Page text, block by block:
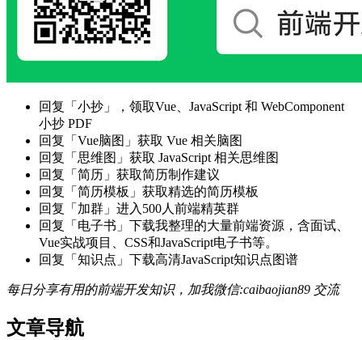
回复「小抄」，领取Vue、JavaScript 和 WebComponent
小抄 PDF
回复「Vue脑图」获取 Vue 相关脑图
回复「思维图」获取 JavaScript 相关思维图
回复「简历」获取简历制作建议
回复「简历模板」获取精选的简历模板
回复「加群」进入500人前端精英群
回复「电子书」下载我整理的大量前端资源，含面试、
Vue实战项目、CSS和JavaScript电子书等。
回复「知识点」下载高清JavaScript知识点图谱
每日分享有用的前端开发知识，加我微信:caibaojian89 交流
文章导航